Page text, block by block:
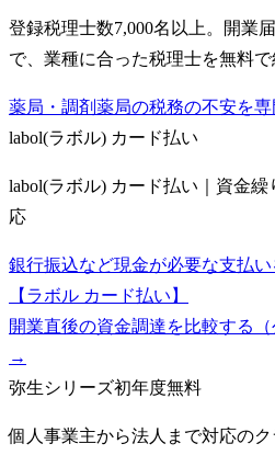
登録税理士数7,000名以上。開業
で、業種に合った税理士を無料で
薬局・調剤薬局の税務の不安を
labol(ラボル) カード払い
labol(ラボル) カード払い｜資金
応
銀行振込など現金が必要な支払
【ラボル カード払い】
開業直後の資金調達を比較する（
→
弥生シリーズ初年度無料
個人事業主から法人まで対応の